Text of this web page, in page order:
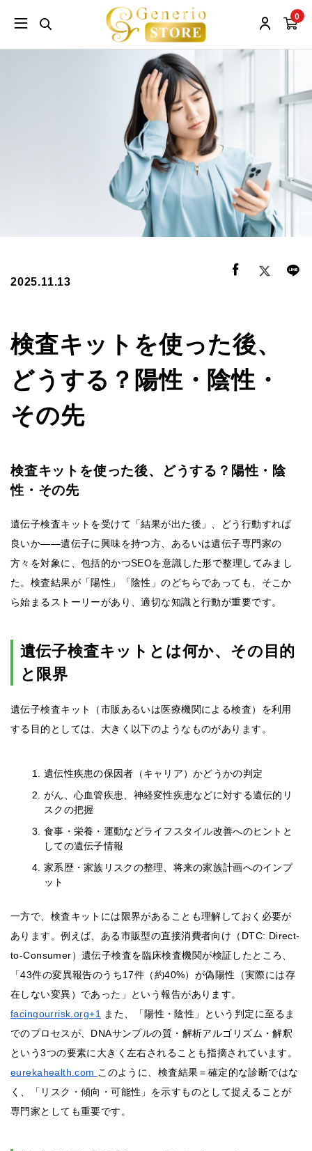
0
2025.11.13
検査キットを使った後、
どうする？陽性・陰性・
その先
検査キットを使った後、どうする？陽性・陰
性・その先
遺伝子検査キットを受けて「結果が出た後」、どう行動すれば
良いか――遺伝子に興味を持つ方、あるいは遺伝子専門家の
方々を対象に、包括的かつSEOを意識した形で整理してみまし
た。検査結果が「陽性」「陰性」のどちらであっても、そこか
ら始まるストーリーがあり、適切な知識と行動が重要です。
遺伝子検査キットとは何か、その目的
と限界
遺伝子検査キット（市販あるいは医療機関による検査）を利用
する目的としては、大きく以下のようなものがあります。
遺伝性疾患の保因者（キャリア）かどうかの判定
がん、心血管疾患、神経変性疾患などに対する遺伝的リ
スクの把握
食事・栄養・運動などライフスタイル改善へのヒントと
しての遺伝子情報
家系歴・家族リスクの整理、将来の家族計画へのインプ
ット
一方で、検査キットには限界があることも理解しておく必要が
あります。例えば、ある市販型の直接消費者向け（DTC: Direct-
to-Consumer）遺伝子検査を臨床検査機関が検証したところ、
「43件の変異報告のうち17件（約40%）が偽陽性（実際には存
在しない変異）であった」という報告があります。
facingourrisk.org+1また、「陽性・陰性」という判定に至るま
でのプロセスが、DNAサンプルの質・解析アルゴリズム・解釈
という3つの要素に大きく左右されることも指摘されています。
eurekahealth.com このように、検査結果＝確定的な診断ではな
く、「リスク・傾向・可能性」を示すものとして捉えることが
専門家としても重要です。